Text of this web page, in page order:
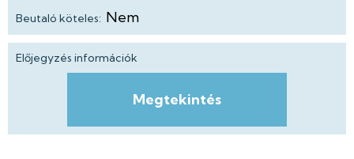
Beutaló köteles: Nem
Előjegyzés információk
Megtekintés